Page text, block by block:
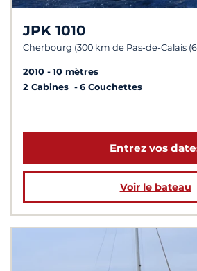
JPK 1010
Cherbourg (300 km de Pas-de-Calais
2010
10 mètres
2 Cabines
6 Couchettes
Entrez vos
Voir le bateau